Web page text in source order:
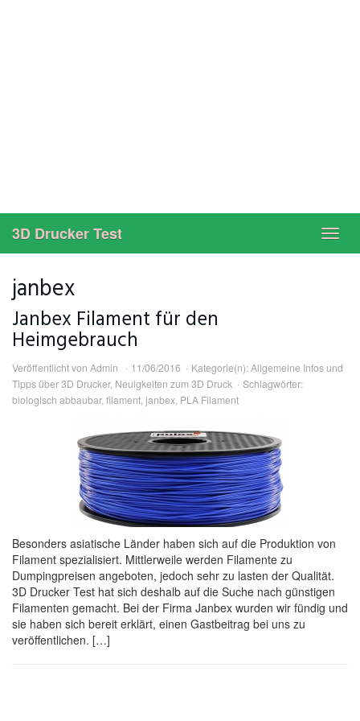
3D Drucker Test
janbex
Janbex Filament für den
Heimgebrauch
Veröffentlicht von Admin 11/06/2016 Kategorie(n):Allgemeine Infos und
Tipps über 3D Drucker, Neuigkeiten zum 3D Druck
Schlagwörter:
biologisch abbaubar, filament, janbex, PLA Filament
Besonders asiatische Länder haben sich auf die Produktion von
Filament spezialisiert. Mittlerweile werden Filamente zu
Dumpingpreisen angeboten, jedoch sehr zu lasten der Qualität.
3D Drucker Test hat sich deshalb auf die Suche nach günstigen
Filamenten gemacht. Bei der Firma Janbex wurden wir fündig und
sie haben sich bereit erklärt, einen Gastbeitrag bei uns zu
veröffentlichen. […]